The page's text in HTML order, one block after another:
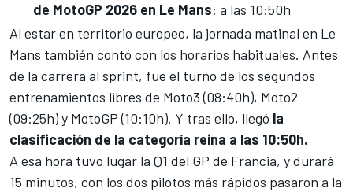
de MotoGP 2026 en Le Mans: a las 10:50h
Al estar en territorio europeo, la jornada matinal en Le
Mans también contó con los horarios habituales. Antes
de la carrera al sprint, fue el turno de los segundos
entrenamientos libres de Moto3 (08:40h), Moto2
(09:25h) y MotoGP (10:10h). Y tras ello, llegó la
clasificación de la categoría reina a las 10:50h.
A esa hora tuvo lugar la Q1 del GP de Francia, y durará
15 minutos, con los dos pilotos más rápidos pasaron a la